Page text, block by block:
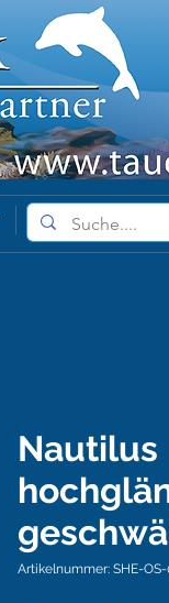
Nautilus
Artikelnummer: SHE-